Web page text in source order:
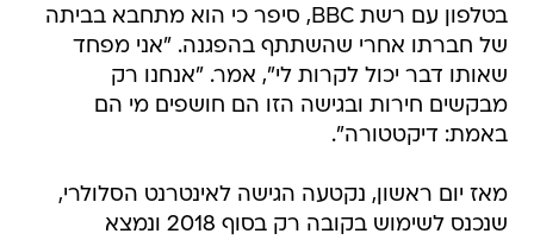
בטלפון עם רשת BBC, סיפר כי הוא מתחבא בביתה
של חברתו אחרי שהשתתף בהפגנה. "אני מפחד
שאותו דבר יכול לקרות לי", אמר. "אנחנו רק
מבקשים חירות ובגישה הזו הם חושפים מי הם
באמת: דיקטטורה".
מאז יום ראשון, נקטעה הגישה לאינטרנט הסלולרי,
שנכנס לשימוש בקובה רק בסוף 2018 ונמצא